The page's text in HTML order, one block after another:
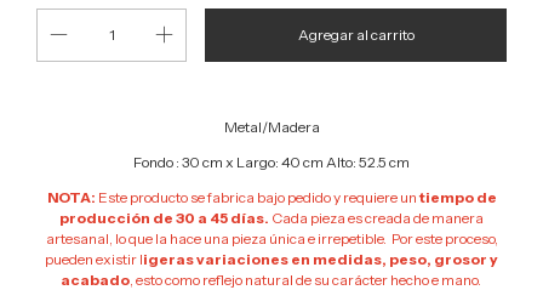
Metal/Madera
Fondo : 30 cm x Largo: 40 cm Alto: 52.5 cm
NOTA: Este producto se fabrica bajo pedido y requiere untiempo de
producción de 30 a 45 días. Cada pieza es creada de manera
artesanal, lo que la hace una pieza única e irrepetible. Por este proceso,
pueden existir ligeras variaciones en medidas, peso, grosor y
acabado, esto como reflejo natural de su carácter hecho e mano.